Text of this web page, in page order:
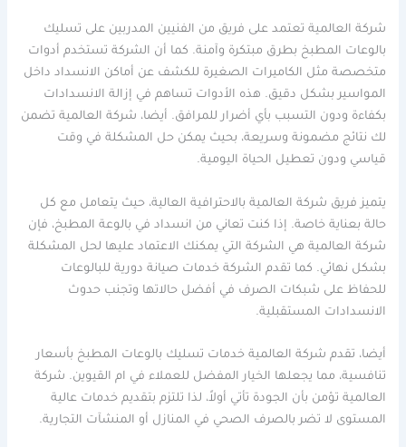
شركة العالمية تعتمد على فريق من الفنيين المدربين على تسليك
بالوعات المطبخ بطرق مبتكرة وآمنة. كما أن الشركة تستخدم أدوات
متخصصة مثل الكاميرات الصغيرة للكشف عن أماكن الانسداد داخل
المواسير بشكل دقيق. هذه الأدوات تساهم في إزالة الانسدادات
بكفاءة ودون التسبب بأي أضرار للمرافق. أيضا، شركة العالمية تضمن
لك نتائج مضمونة وسريعة، بحيث يمكن حل المشكلة في وقت
قياسي ودون تعطيل الحياة اليومية.
يتميز فريق شركة العالمية بالاحترافية العالية، حيث يتعامل مع كل
حالة بعناية خاصة. إذا كنت تعاني من انسداد في بالوعة المطبخ، فإن
شركة العالمية هي الشركة التي يمكنك الاعتماد عليها لحل المشكلة
بشكل نهائي. كما تقدم الشركة خدمات صيانة دورية للبالوعات
للحفاظ على شبكات الصرف في أفضل حالاتها وتجنب حدوث
الانسدادات المستقبلية.
أيضا، تقدم شركة العالمية خدمات تسليك بالوعات المطبخ بأسعار
تنافسية، مما يجعلها الخيار المفضل للعملاء في ام القيوين. شركة
العالمية تؤمن بأن الجودة تأتي أولاً، لذا تلتزم بتقديم خدمات عالية
المستوى لا تضر بالصرف الصحي في المنازل أو المنشآت التجارية.